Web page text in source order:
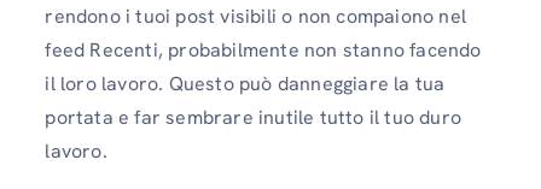
rendono i tuoi post visibili o non compaiono nel
feed Recenti, probabilmente non stanno facendo
il loro lavoro. Questo può danneggiare la tua
portata e far sembrare inutile tutto il tuo duro
lavoro.